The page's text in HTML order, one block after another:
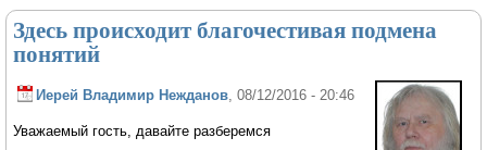
Здесь происходит благочестивая подмена
понятий
Иерей Владимир Нежданов , 08/12/2016 - 20:46
Уважаемый гость, давайте разберемся